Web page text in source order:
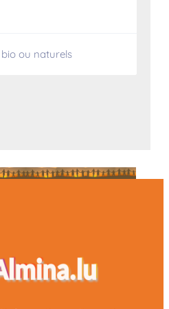
ou naturels